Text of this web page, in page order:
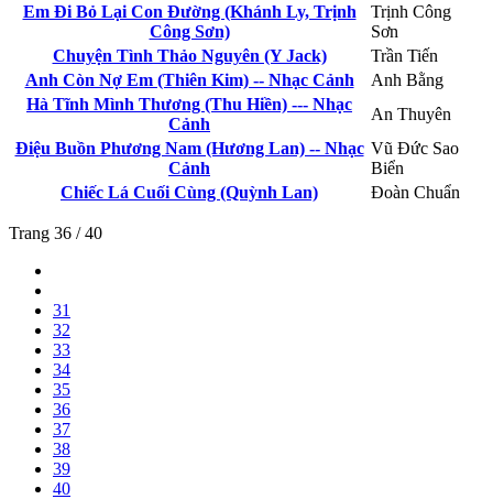
Em Đi Bỏ Lại Con Đường (Khánh Ly, Trịnh
Công Sơn)
Trịnh Công
Sơn
Chuyện Tình Thảo Nguyên (Y Jack)
Trần Tiến
Anh Còn Nợ Em (Thiên Kim) -- Nhạc Cảnh
Anh Bằng
Hà Tĩnh Mình Thương (Thu Hiền) --- Nhạc
Cảnh
An Thuyên
Điệu Buồn Phương Nam (Hương Lan) -- Nhạc
Cảnh
Vũ Đức Sao
Biển
Chiếc Lá Cuối Cùng (Quỳnh Lan)
Đoàn Chuẩn
Trang 36 / 40
31
32
33
34
35
36
37
38
39
40